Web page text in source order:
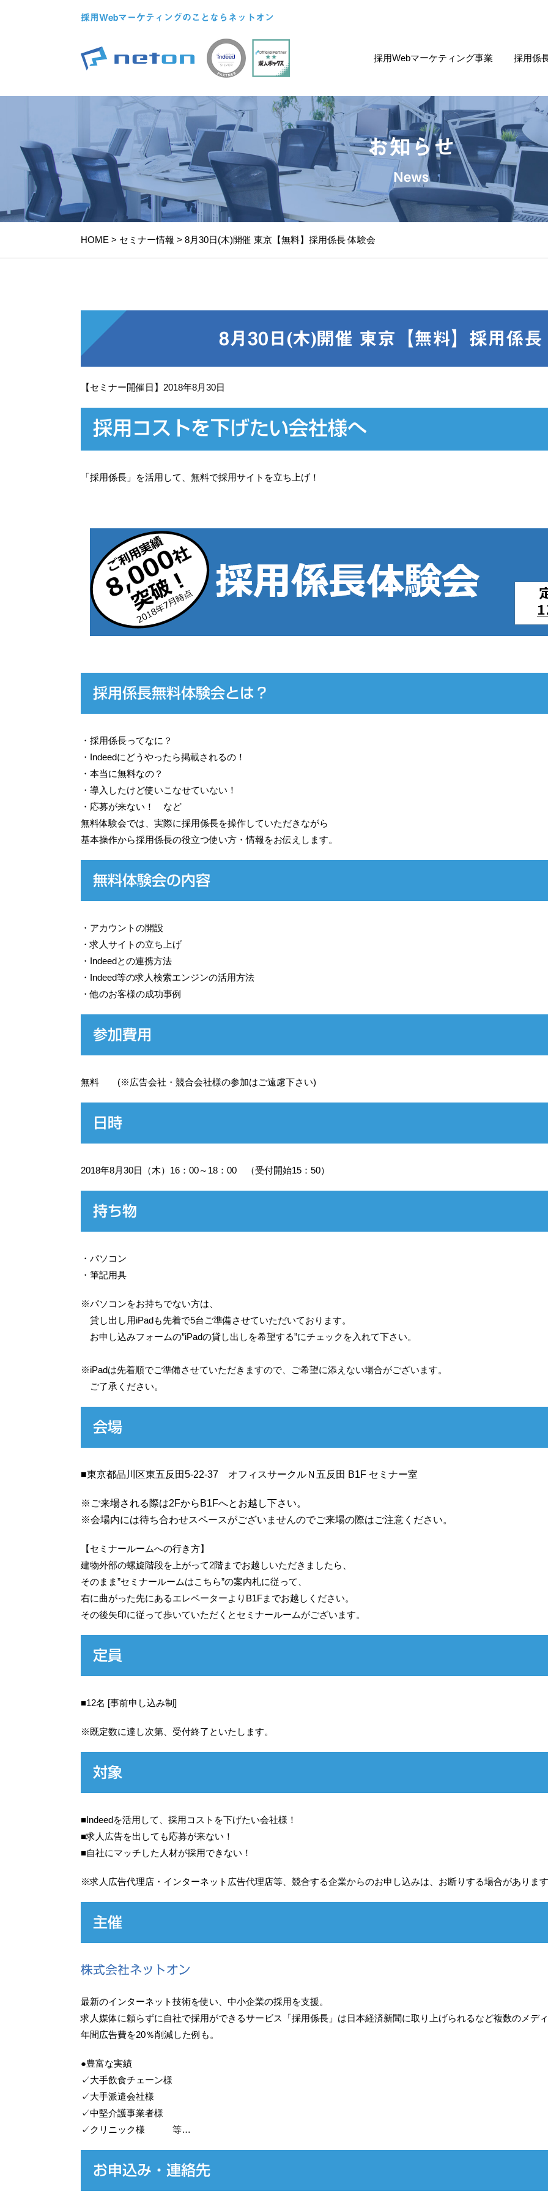
採用Webマーケティングのことならネットオン
採用Webマーケティング事業 採用係
お知らせ
News
HOME > セミナー情報 > 8月30日(木)開催 東京【無料】採用係長 体験会
8月30日(木)開催 東京【無料】採用係長
【セミナー開催日】2018年8月30日
採用コストを下げたい会社様へ
「採用係長」を活用して、無料で採用サイトを立ち上げ！
採用係長無料体験会とは？
・採用係長ってなに？
・Indeedにどうやったら掲載されるの！
・本当に無料なの？
・導入したけど使いこなせていない！
・応募が来ない！ など
無料体験会では、実際に採用係長を操作していただきながら
基本操作から採用係長の役立つ使い方・情報をお伝えします。
無料体験会の内容
・アカウントの開設
・求人サイトの立ち上げ
・Indeedとの連携方法
・Indeed等の求人検索エンジンの活用方法
・他のお客様の成功事例
参加費用
無料 (※広告会社・競合会社様の参加はご遠慮下さい)
日時
2018年8月30日（木）16：00～18：00 （受付開始15：50）
持ち物
・パソコン
・筆記用具
※パソコンをお持ちでない方は、
貸し出し用iPadも先着で5台ご準備させていただいております。
お申し込みフォームの”iPadの貸し出しを希望する”にチェックを入れて下さい。
※iPadは先着順でご準備させていただきますので、ご希望に添えない場合がございます。
ご了承ください。
会場
■東京都品川区東五反田5-22-37 オフィスサークルＮ五反田 B1F セミナー室
※ご来場される際は2FからB1Fへとお越し下さい。
※会場内には待ち合わせスペースがございませんのでご来場の際はご注意ください。
【セミナールームへの行き方】
建物外部の螺旋階段を上がって2階までお越しいただきましたら、
そのまま”セミナールームはこちら”の案内札に従って、
右に曲がった先にあるエレベーターよりB1Fまでお越しください。
その後矢印に従って歩いていただくとセミナールームがございます。
定員
■12名 [事前申し込み制]
※既定数に達し次第、受付終了といたします。
対象
■Indeedを活用して、採用コストを下げたい会社様！
■求人広告を出しても応募が来ない！
■自社にマッチした人材が採用できない！
※求人広告代理店・インターネット広告代理店等、 競合する企業からのお申し込みは、お断りする場合がありま
主催
株式会社ネットオン
最新のインターネット技術を使い、中小企業の採用を支援。
求人媒体に頼らずに自社で採用ができるサービス「採用係長」は日本経済新聞に取り上げられるなど複数のメデ
年間広告費を20％削減した例も。
●豊富な実績
✓大手飲食チェーン様
✓大手派遣会社様
✓中堅介護事業者様
✓クリニック様 等…
お申込み・連絡先